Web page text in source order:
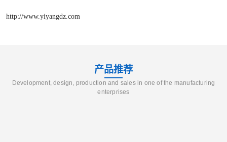
http://www.yiyangdz.com
产品推荐
Development, design, production and sales in one of the manufacturing
enterprises